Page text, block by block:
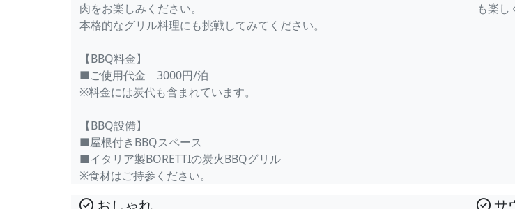
肉をお楽しみください。
本格的なグリル料理にも挑戦してみてください。
【BBQ料金】
■ご使用代金 3000円/泊
※料金には炭代も含まれています。
【BBQ設備】
■屋根付きBBQスペース
■イタリア製BORETTIの炭火BBQグリル
※食材はご持参ください。
も楽し
おしゃれ サ